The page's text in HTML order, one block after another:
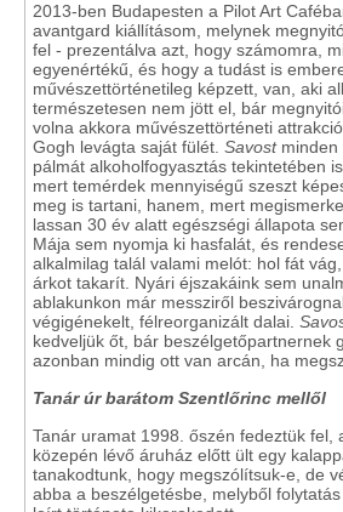
2013-ben Budapesten a Pilot Art
avantgard kiállításom, melynek
fel - prezentálva azt, hogy számomra,
egyenértékű, és hogy a tudást is
művészettörténetileg képzett, van, aki
természetesen nem jött el, bár
volna akkora művészettörténeti
Gogh levágta saját fülét. Savostminden
pálmát alkoholfogyasztás tekintetében
mert temérdek mennyiségű szeszt
meg is tartani, hanem, mert
lassan 30 év alatt egészségi állapota
Mája sem nyomja ki hasfalát, és
alkalmilag talál valami melót: hol fát
árkot takarít. Nyári éjszakáink sem
ablakunkon már messziről
végigénekelt, félreorganizált dalai.
kedveljük őt, bár beszélgetőpartnernek
azonban mindig ott van arcán, ha
Tanár úr barátom Szentlőrinc mellől
Tanár uramat 1998. őszén fedeztük fel,
közepén lévő áruház előtt ült egy
tanakodtunk, hogy megszólítsuk-e, de
abba a beszélgetésbe, melyből